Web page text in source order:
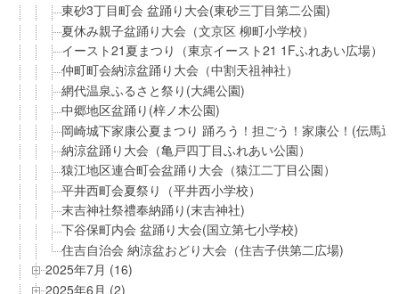
東砂3丁目町会 盆踊り大会(東砂三丁目第二公園)
夏休み親子盆踊り大会（文京区 柳町小学校）
イースト21夏まつり（東京イースト21 1Fふれあい広場）
仲町町会納涼盆踊り大会（中割天祖神社）
網代温泉ふるさと祭り(大縄公園)
中郷地区盆踊り(梓ノ木公園)
岡崎城下家康公夏まつり 踊ろう！担ごう！家康公！(伝馬通
納涼盆踊り大会（亀戸四丁目ふれあい公園）
猿江地区連合町会盆踊り大会（猿江二丁目公園）
平井西町会夏祭り（平井西小学校）
末吉神社祭禮奉納踊り(末吉神社)
下谷保町内会 盆踊り大会(国立第七小学校)
住吉自治会 納涼盆おどり大会（住吉子供第二広場)
2025年7月 (16)
2025年6月 (2)